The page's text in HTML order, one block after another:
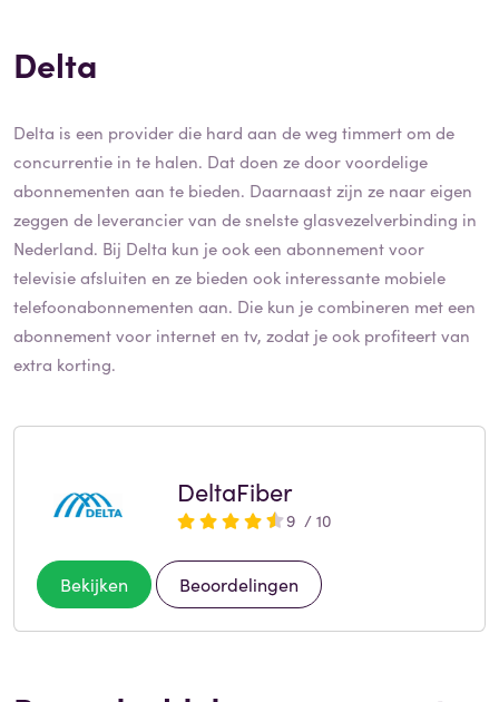
Delta
Delta is een provider die hard aan de weg timmert om de
concurrentie in te halen. Dat doen ze door voordelige
abonnementen aan te bieden. Daarnaast zijn ze naar eigen
zeggen de leverancier van de snelste glasvezelverbinding in
Nederland. Bij Delta kun je ook een abonnement voor
televisie afsluiten en ze bieden ook interessante mobiele
telefoonabonnementen aan. Die kun je combineren met een
abonnement voor internet en tv, zodat je ook profiteert van
extra korting.
DeltaFiber
9 / 10
Bekijken Beoordelingen